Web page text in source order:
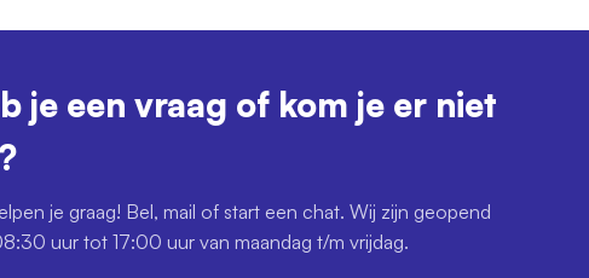
je een vraag of kom je er niet
je graag! Bel, mail of start een chat. Wij zijn geopend
uur tot 17:00 uur van maandag t/m vrijdag.